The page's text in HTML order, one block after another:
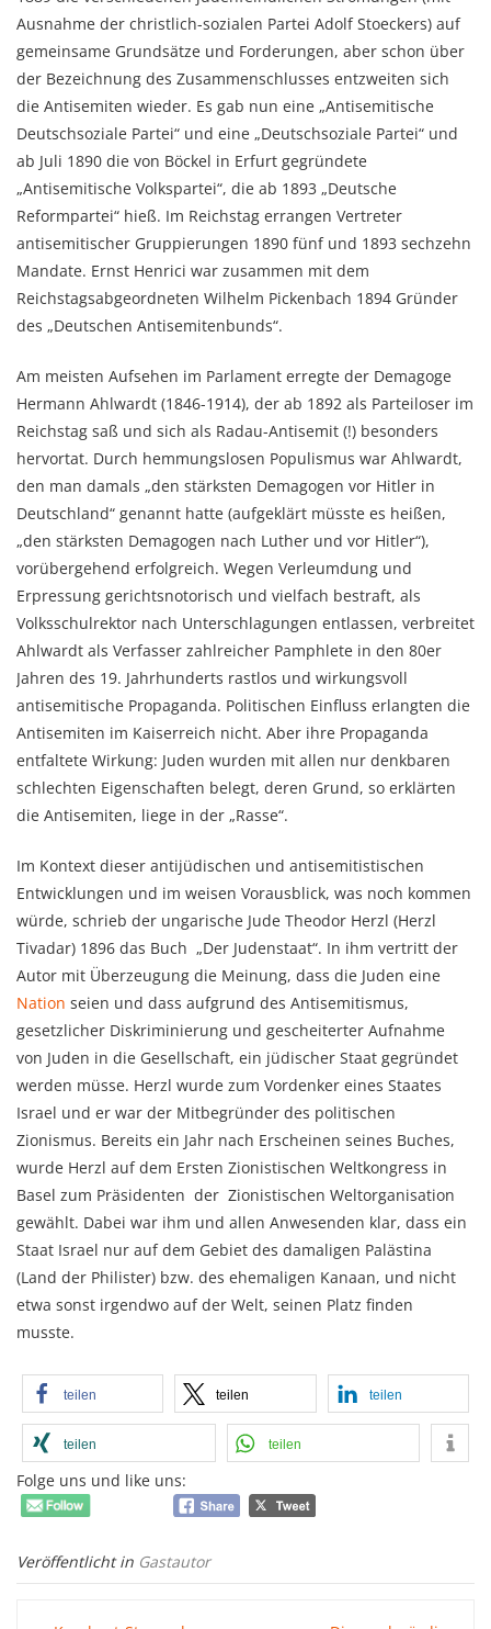
Ausnahme der christlich-sozialen Partei Adolf Stoeckers) auf
gemeinsame Grundsätze und Forderungen, aber schon über
der Bezeichnung des Zusammenschlusses entzweiten sich
die Antisemiten wieder. Es gab nun eine „Antisemitische
Deutschsoziale Partei“ und eine „Deutschsoziale Partei“ und
ab Juli 1890 die von Böckel in Erfurt gegründete
„Antisemitische Volkspartei“, die ab 1893 „Deutsche
Reformpartei“ hieß. Im Reichstag errangen Vertreter
antisemitischer Gruppierungen 1890 fünf und 1893 sechzehn
Mandate. Ernst Henrici war zusammen mit dem
Reichstagsabgeordneten Wilhelm Pickenbach 1894 Gründer
des „Deutschen Antisemitenbunds“.
Am meisten Aufsehen im Parlament erregte der Demagoge
Hermann Ahlwardt (1846-1914), der ab 1892 als Parteiloser im
Reichstag saß und sich als Radau-Antisemit (!) besonders
hervortat. Durch hemmungslosen Populismus war Ahlwardt,
den man damals „den stärksten Demagogen vor Hitler in
Deutschland“ genannt hatte (aufgeklärt müsste es heißen,
„den stärksten Demagogen nach Luther und vor Hitler“),
vorübergehend erfolgreich. Wegen Verleumdung und
Erpressung gerichtsnotorisch und vielfach bestraft, als
Volksschulrektor nach Unterschlagungen entlassen, verbreitet
Ahlwardt als Verfasser zahlreicher Pamphlete in den 80er
Jahren des 19. Jahrhunderts rastlos und wirkungsvoll
antisemitische Propaganda. Politischen Einfluss erlangten die
Antisemiten im Kaiserreich nicht. Aber ihre Propaganda
entfaltete Wirkung: Juden wurden mit allen nur denkbaren
schlechten Eigenschaften belegt, deren Grund, so erklärten
die Antisemiten, liege in der „Rasse“.
Im Kontext dieser antijüdischen und antisemitistischen
Entwicklungen und im weisen Vorausblick, was noch kommen
würde, schrieb der ungarische Jude Theodor Herzl (Herzl
Tivadar) 1896 das Buch „Der Judenstaat“. In ihm vertritt der
Autor mit Überzeugung die Meinung, dass die Juden eine
Nation seien und dass aufgrund des Antisemitismus,
gesetzlicher Diskriminierung und gescheiterter Aufnahme
von Juden in die Gesellschaft, ein jüdischer Staat gegründet
werden müsse. Herzl wurde zum Vordenker eines Staates
Israel und er war der Mitbegründer des politischen
Zionismus. Bereits ein Jahr nach Erscheinen seines Buches,
wurde Herzl auf dem Ersten Zionistischen Weltkongress in
Basel zum Präsidenten der Zionistischen Weltorganisation
gewählt. Dabei war ihm und allen Anwesenden klar, dass ein
Staat Israel nur auf dem Gebiet des damaligen Palästina
(Land der Philister) bzw. des ehemaligen Kanaan, und nicht
etwa sonst irgendwo auf der Welt, seinen Platz finden
musste.
teilen teilen teilen
teilen teilen
Folge uns und like uns:
Veröffentlicht in Gastautor